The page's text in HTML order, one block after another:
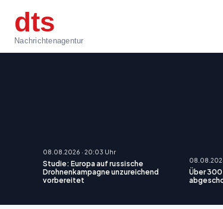
dts
Nachrichtenagentur
08.08.2026 · 20:03 Uhr
Studie: Europa auf russische
Drohnenkampagne unzureichend
vorbereitet
Über